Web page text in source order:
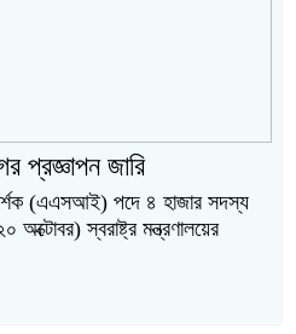
প্রজ্ঞাপন জারি
(এএসআই) পদে ৪ হাজার সদস্য
স্বরাষ্ট্র মন্ত্রণালয়ের